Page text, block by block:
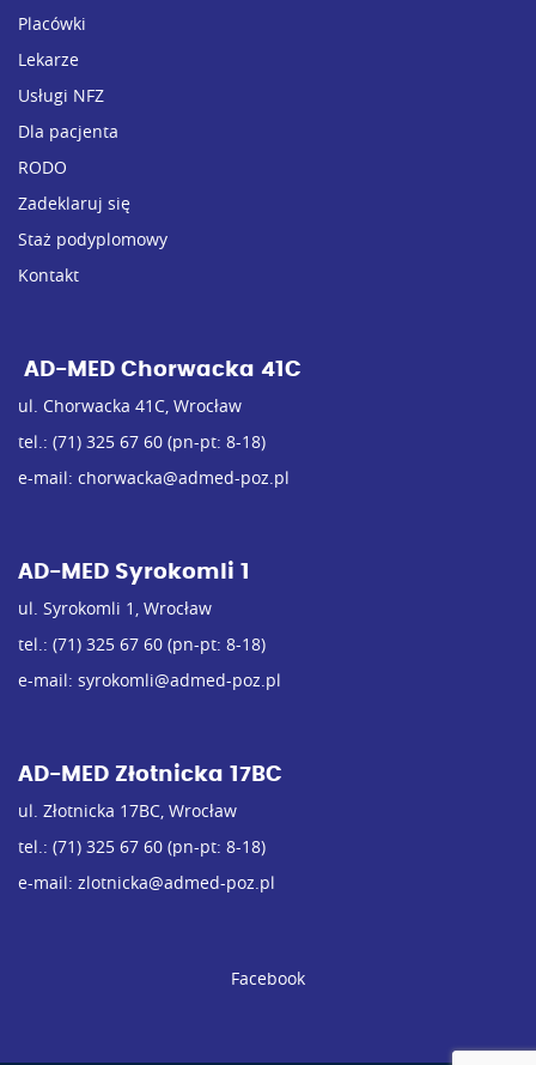
Placówki
Lekarze
Usługi NFZ
Dla pacjenta
RODO
Zadeklaruj się
Staż podyplomowy
Kontakt
AD-MED Chorwacka 41C
ul. Chorwacka 41C, Wrocław
tel.: (71) 325 67 60 (pn-pt: 8-18)
e-mail: chorwacka@admed-poz.pl
AD-MED Syrokomli 1
ul. Syrokomli 1, Wrocław
tel.: (71) 325 67 60 (pn-pt: 8-18)
e-mail: syrokomli@admed-poz.pl
AD-MED Złotnicka 17BC
ul. Złotnicka 17BC, Wrocław
tel.: (71) 325 67 60 (pn-pt: 8-18)
e-mail: zlotnicka@admed-poz.pl
Facebook